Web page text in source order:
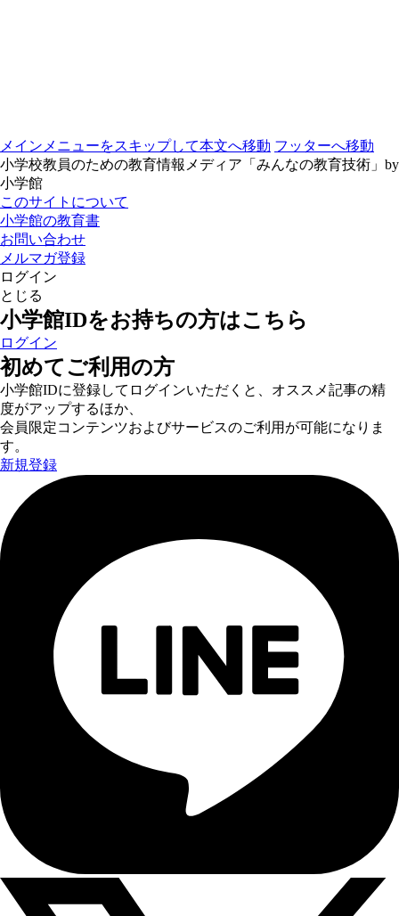
メインメニューをスキップして本文へ移動 フッターへ移動
小学校教員のための教育情報メディア「みんなの教育技術」by
小学館
このサイトについて
小学館の教育書
お問い合わせ
メルマガ登録
ログイン
とじる
小学館IDをお持ちの方はこちら
ログイン
初めてご利用の方
小学館IDに登録してログインいただくと、オススメ記事の精
度がアップするほか、
会員限定コンテンツおよびサービスのご利用が可能になりま
す。
新規登録